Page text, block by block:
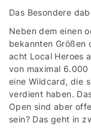
Das Besondere
Neben dem einen
bekannten Größen
acht Local Heroes
von maximal 6.000
eine Wildcard, die
verdient haben.
Open sind aber
sein? Das geht in